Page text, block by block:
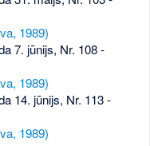
1989)
7. jūnijs, Nr. 108-
1989)
14. jūnijs, Nr. 113-
1989)